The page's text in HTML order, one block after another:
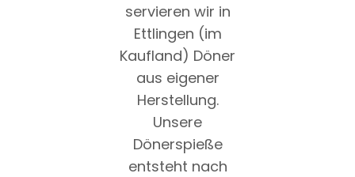
servieren wir in
Ettlingen (im
Kaufland) Döner
aus eigener
Herstellung.
Unsere
Dönerspieße
entsteht nach